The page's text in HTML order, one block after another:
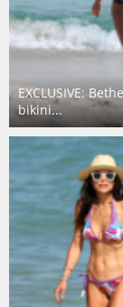
EXCLUSIVE:
bikini...